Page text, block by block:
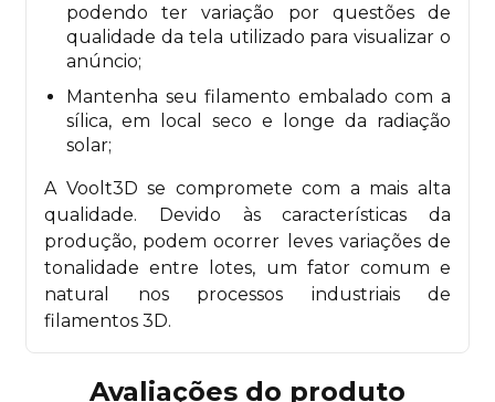
podendo ter variação por questões de
qualidade da tela utilizado para visualizar o
anúncio;
Mantenha seu filamento embalado com a
sílica, em local seco e longe da radiação
solar;
A Voolt3D se compromete com a mais alta
qualidade. Devido às características da
produção, podem ocorrer leves variações de
tonalidade entre lotes, um fator comum e
natural nos processos industriais de
filamentos 3D.
Avaliações do produto